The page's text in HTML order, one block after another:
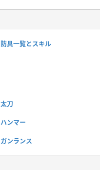
防具一覧とスキル
太刀
ハンマー
ガンランス